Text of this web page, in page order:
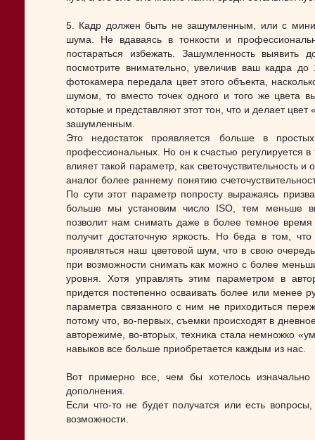
5. Кадр должен быть не зашумленным, или с
шума. Не вдаваясь в тонкости и
постараться избежать. Зашумленность выявить
посмотрите внимательно, увеличив ваш кадра
фотокамера передала цвет этого объекта,
шумом, то вместо точек одного и того же цвета
которые и представляют этот тон, что и делает
зашумленным.
Это недостаток проявляется больше в
профессиональных. Но он к счастью
влияет такой параметр, как светочуствительность
аналог более раннему понятию
По сути этот параметр попросту выражаясь
больше мы установим число ISO, тем меньше
позволит нам снимать даже в более темное
получит достаточную яркость. Но беда в том,
проявляться наш цветовой шум, что в свою
при возможности снимать как можно с более
уровня. Хотя управлять этим параметром в
придется постепенно осваивать более или менее
параметра связанного с ним не приходиться
потому что, во-первых, съемки происходят в
авторежиме, во-вторых, техника стала немножко
навыков все больше приобретается каждым из нас.
Вот примерно все, чем бы хотелось
дополнения.
Если что-то не будет получатся или есть
возможности.